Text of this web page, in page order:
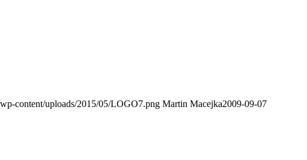
content/uploads/2015/05/LOGO7.png Martin Macejka2009-09-07